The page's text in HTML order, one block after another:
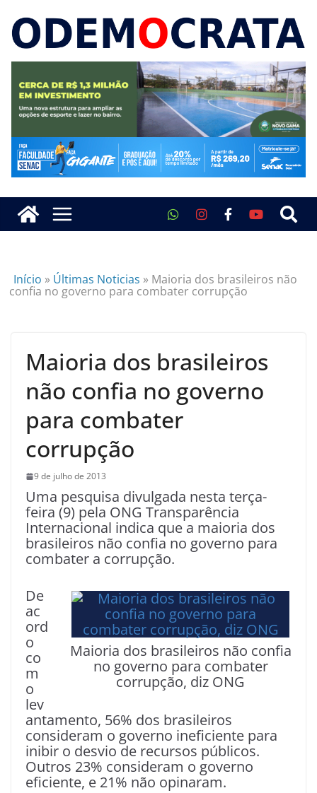
Início » Últimas Noticias » Maioria dos brasileiros não
confia no governo para combater corrupção
Maioria dos brasileiros
não confia no governo
para combater
corrupção
9 de julho de 2013
Uma pesquisa divulgada nesta terça-
feira (9) pela ONG Transparência
Internacional indica que a maioria dos
brasileiros não confia no governo para
combater a corrupção.
Maioria dos brasileiros não confia
no governo para combater
corrupção, diz ONG
De
ac
ord
o
co
m
o
lev
antamento, 56% dos brasileiros
consideram o governo ineficiente para
inibir o desvio de recursos públicos.
Outros 23% consideram o governo
eficiente, e 21% não opinaram.